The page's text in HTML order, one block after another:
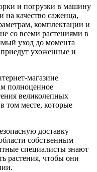
и погрузки в машину
на качество саженца,
комплектации и
со всеми растениями в
уход до момента
ухоженные и
магазине
полноценное
великолепных
том месте, которые
доставку
собственным
специалисты знают
растения, чтобы они